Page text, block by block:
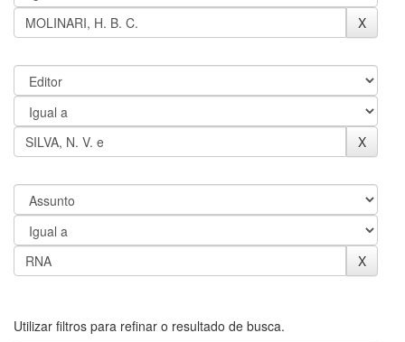
Utilizar filtros para refinar o resultado de busca.